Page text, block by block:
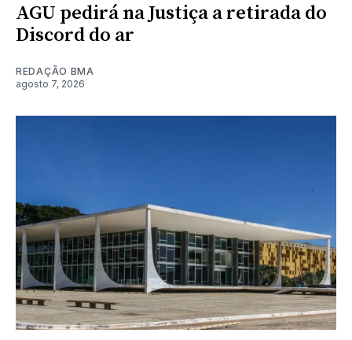
AGU pedirá na Justiça a retirada do
Discord do ar
REDAÇÃO BMA
agosto 7, 2026